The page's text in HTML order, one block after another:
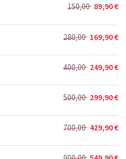
150,00
Le
prix
initial
était :
150,00 €.
89,90€
Le
prix
actuel
est :
89,90 €.
280,00
Le
prix
initial
était :
280,00 €.
169,90€
Le
prix
actuel
est :
169,90 €.
400,00
Le
prix
initial
était :
400,00 €.
249,90€
Le
prix
actuel
est :
249,90 €.
500,00
Le
prix
initial
était :
500,00 €.
299,90€
Le
prix
actuel
est :
299,90 €.
700,00
Le
prix
initial
429,90€
Le
prix
actuel